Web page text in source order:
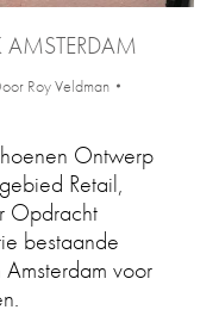
Roy Veldman
Ontwerp
Retail,
Opdracht
bestaande
voor